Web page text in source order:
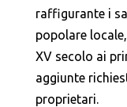
raffigurante i
popolare
XV secolo ai
aggiunte
proprietari.